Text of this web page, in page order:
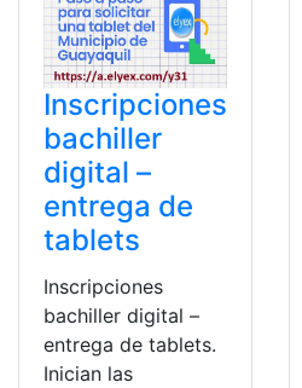
Inscripciones
bachiller
digital –
entrega de
tablets
Inscripciones
bachiller digital –
entrega de tablets.
Inician las